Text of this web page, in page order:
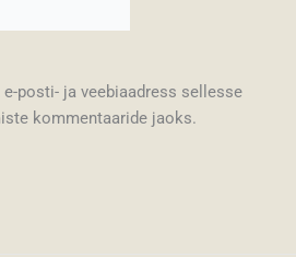
posti- ja veebiaadress sellesse
kommentaaride jaoks.